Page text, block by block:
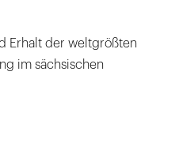
Erhalt der weltgrößten
im sächsischen